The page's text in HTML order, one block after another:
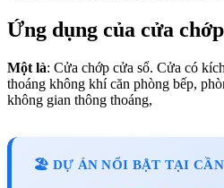
Ứng dụng của cửa
Một là: Cửa chớp cửa sổ. Cửa có
thoáng không khí căn phòng bếp,
không gian thông thoáng,
🏖️ DỰ ÁN NỔI BẬT TẠI